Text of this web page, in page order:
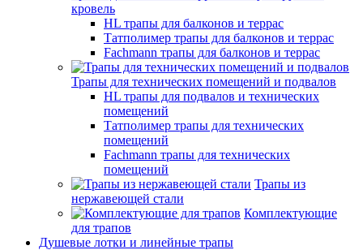
кровель
HL трапы для балконов и террас
Татполимер трапы для балконов и террас
Fachmann трапы для балконов и террас
Трапы для технических помещений и подвалов
HL трапы для подвалов и технических
помещений
Татполимер трапы для технических
помещений
Fachmann трапы для технических
помещений
Трапы из
нержавеющей стали
Комплектующие
для трапов
Душевые лотки и линейные трапы